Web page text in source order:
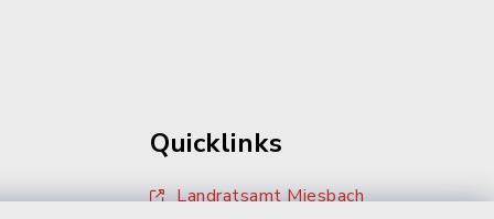
Quicklinks
Landratsamt Miesbach